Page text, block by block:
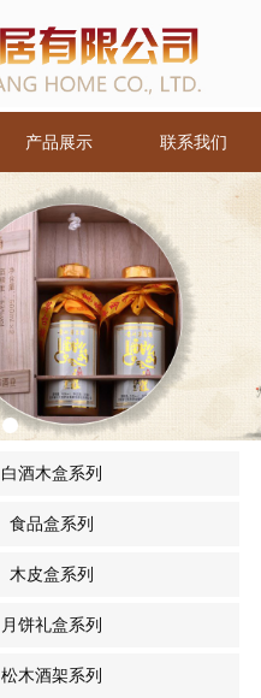
产品展示 联系我们
白酒木盒系列
食品盒系列
木皮盒系列
月饼礼盒系列
松木酒架系列